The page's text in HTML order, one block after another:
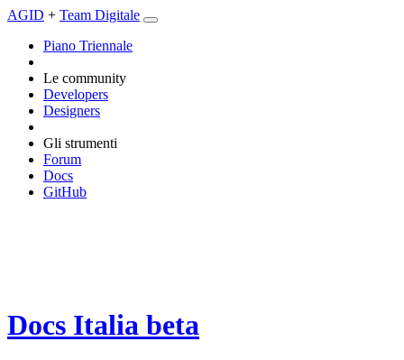
AGID + Team Digitale
Piano Triennale
Le community
Developers
Designers
Gli strumenti
Forum
Docs
GitHub
Docs Italia beta